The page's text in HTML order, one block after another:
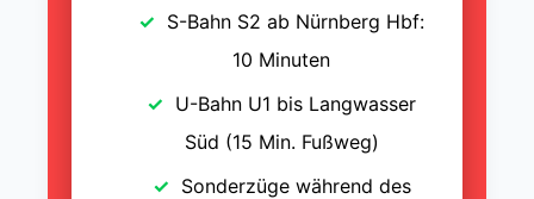
S-Bahn S2 ab Nürnberg Hbf:
10 Minuten
U-Bahn U1 bis Langwasser
Süd (15 Min. Fußweg)
Sonderzüge während des